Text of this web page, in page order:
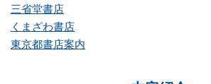
三省堂書店
くまざわ書店
東京都書店案内